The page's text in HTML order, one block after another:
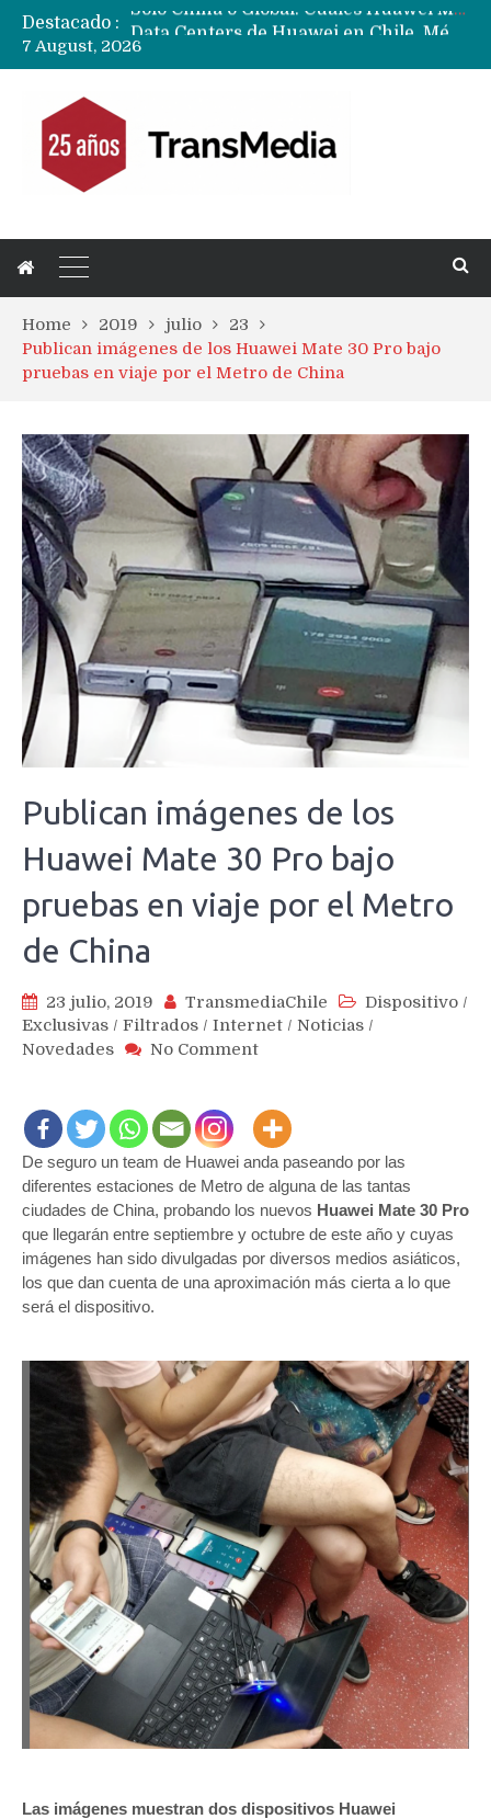
Destacado :
7 August, 2026
Home 2019 julio
23
Publican imágenes de los Huawei Mate 30 Pro bajo
pruebas en viaje por el Metro de China
Publican imágenes de los
Huawei Mate 30 Pro bajo
pruebas en viaje por el Metro
de China
23 julio, 2019 TransmediaChile Dispositivo /
Exclusivas / Filtrados / Internet / Noticias /
Novedades
No Commenton
de
los
Huawei
Mate
30
Pro
bajo
pruebas
el
Metro
de
China
De seguro un team de Huawei anda paseando por las
diferentes estaciones de Metro de alguna de las tantas
ciudades de China, probando los nuevos Huawei Mate 30 Pro
que llegarán entre septiembre y octubre de este año y cuyas
imágenes han sido divulgadas por diversos medios asiáticos,
los que dan cuenta de una aproximación más cierta a lo que
será el dispositivo.
Las imágenes muestran dos dispositivos Huawei